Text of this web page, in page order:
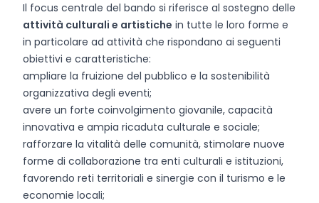
Il focus centrale del bando si riferisce al sostegno delle
attività culturali e artistiche in tutte le loro forme e
in particolare ad attività che rispondano ai seguenti
obiettivi e caratteristiche:
ampliare la fruizione del pubblico e la sostenibilità
organizzativa degli eventi;
avere un forte coinvolgimento giovanile, capacità
innovativa e ampia ricaduta culturale e sociale;
rafforzare la vitalità delle comunità, stimolare nuove
forme di collaborazione tra enti culturali e istituzioni,
favorendo reti territoriali e sinergie con il turismo e le
economie locali;